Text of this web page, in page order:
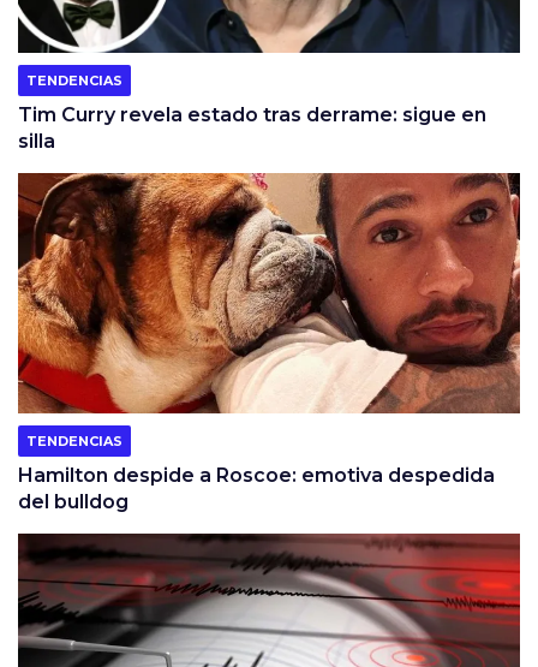
TENDENCIAS
Tim Curry revela estado tras derrame: sigue en
silla
TENDENCIAS
Hamilton despide a Roscoe: emotiva despedida
del bulldog